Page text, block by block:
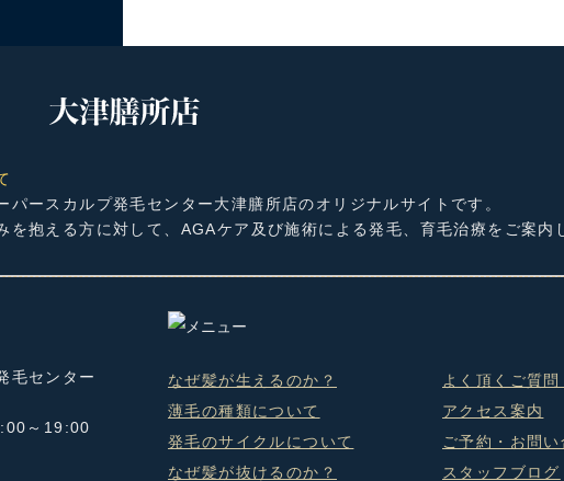
パースカルプ発毛センター大津膳所店のオリジナルサイトです。
を抱える方に対して、AGAケア及び施術による発毛、育毛治療をご案内
毛センター
～19:00
なぜ髪が生えるのか？
薄毛の種類について
発毛のサイクルについて
なぜ髪が抜けるのか？
よく頂くご質問
アクセス案内
ご予約・お問
スタッフブログ